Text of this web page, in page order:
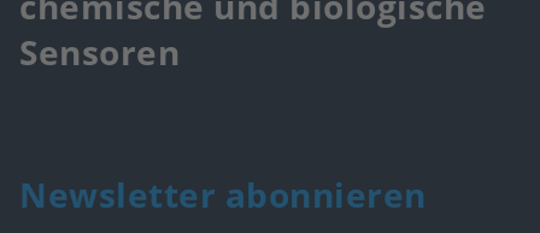
Sensoren
Newsletter abonnieren